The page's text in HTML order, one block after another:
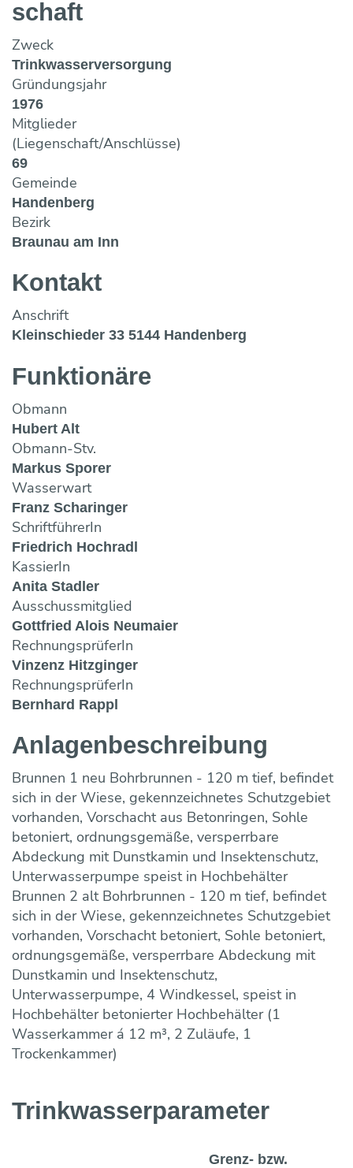
Regelwerke
Trinkwasserbar
Trinkwassernotversorgung
Trinkwasseruntersuchungsaktion
Versicherungen
Wahlergebnisse
Vorträge & Präsentationen
Fotos & Impressionen
Bildung ONLINE
Speicherung
Wasseraufbereitung
Reinigung
Wasserzähler
Fremdüberwachung von
Eigenüberwachung von
Projekte / Studien
EU-Angelegenheiten
Maulwurf- und Rohrlosdränung
Chronik
Team
schaft
Zweck
Trinkwasserversorgung
Gründungsjahr
1976
Mitglieder
(Liegenschaft/Anschlüsse)
69
Gemeinde
Handenberg
Bezirk
Braunau am Inn
Kontakt
Anschrift
Kleinschieder 33 5144 Handenberg
Funktionäre
Obmann
Hubert Alt
Obmann-Stv.
Markus Sporer
Wasserwart
Franz Scharinger
SchriftführerIn
Friedrich Hochradl
KassierIn
Anita Stadler
Ausschussmitglied
Gottfried Alois Neumaier
RechnungsprüferIn
Vinzenz Hitzginger
RechnungsprüferIn
Bernhard Rappl
Anlagen­beschreibung
Brunnen 1 neu Bohrbrunnen - 120 m tief, befindet
sich in der Wiese, gekennzeichnetes Schutzgebiet
vorhanden, Vorschacht aus Betonringen, Sohle
betoniert, ordnungsgemäße, versperrbare
Abdeckung mit Dunstkamin und Insektenschutz,
Unterwasserpumpe speist in Hochbehälter
Brunnen 2 alt Bohrbrunnen - 120 m tief, befindet
sich in der Wiese, gekennzeichnetes Schutzgebiet
vorhanden, Vorschacht betoniert, Sohle betoniert,
ordnungsgemäße, versperrbare Abdeckung mit
Dunstkamin und Insektenschutz,
Unterwasserpumpe, 4 Windkessel, speist in
Hochbehälter betonierter Hochbehälter (1
Wasserkammer á 12 m³, 2 Zuläufe, 1
Trockenkammer)
Trinkwasser­parameter
Grenz- bzw.